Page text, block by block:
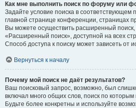
Как мне выполнить поиск по форуму или
Задайте условие поиска в соответствующем
главной странице конференции, страницах
Вы можете осуществить расширенный поиск,
«Расширенный поиск», доступной на всех
Способ доступа к поиску может зависеть от
Вернуться к началу
Почему мой поиск не даёт результатов?
Ваш поисковый запрос, возможно, был
включал много общих слов, поиск по
Будьте более конкретны и используйте